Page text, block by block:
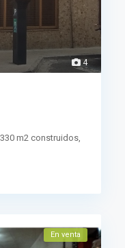
4
m2 construidos,
En venta